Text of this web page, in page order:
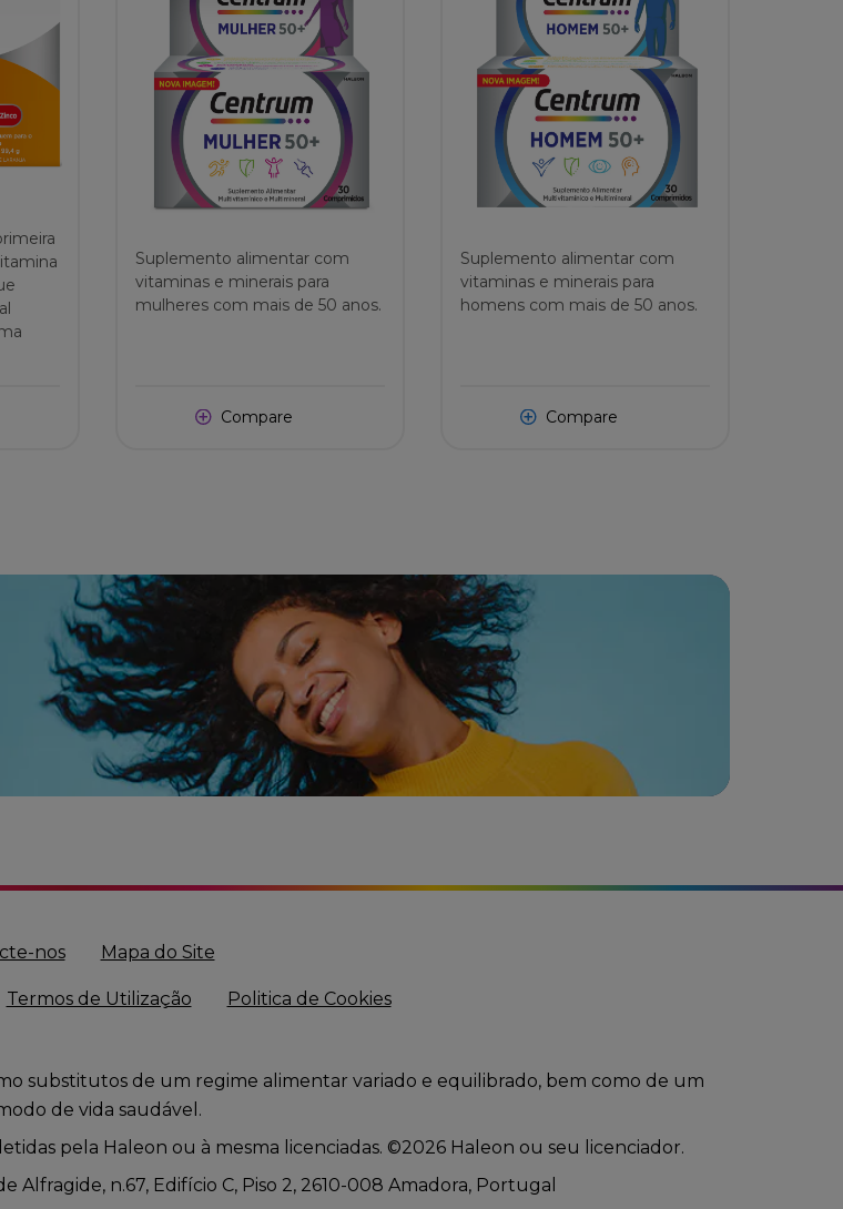
Suplemento alimentar com
vitaminas e minerais para
mulheres com mais de 50 anos.
Compare
Suplemento alimentar com
vitaminas e minerais para
homens com mais de 50 anos.
Compare
nos Mapa do Site
Termos de Utilização Politica de Cookies
substitutos de um regime alimentar variado e equilibrado, bem como de um
de vida saudável.
pela Haleon ou à mesma licenciadas. ©2026 Haleon ou seu licenciador.
Alfragide, n.67, Edifício C, Piso 2, 2610-008 Amadora, Portugal